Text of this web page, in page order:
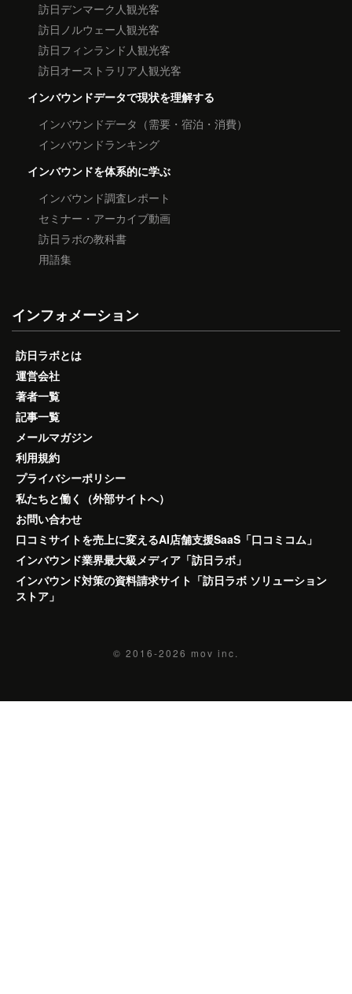
訪日デンマーク人観光客
訪日ノルウェー人観光客
訪日フィンランド人観光客
訪日オーストラリア人観光客
インバウンドデータで現状を理解する
インバウンドデータ（需要・宿泊・消費）
インバウンドランキング
インバウンドを体系的に学ぶ
インバウンド調査レポート
セミナー・アーカイブ動画
訪日ラボの教科書
用語集
インフォメーション
訪日ラボとは
運営会社
著者一覧
記事一覧
メールマガジン
利用規約
プライバシーポリシー
私たちと働く（外部サイトへ）
お問い合わせ
口コミサイトを売上に変えるAI店舗支援SaaS「口コミコム」
インバウンド業界最大級メディア「訪日ラボ」
インバウンド対策の資料請求サイト「訪日ラボ ソリューション
ストア」
© 2016-2026 mov inc.